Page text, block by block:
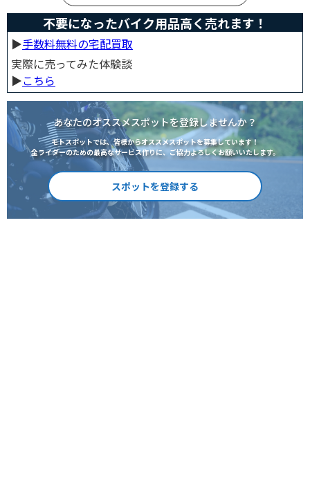
不要になったバイク用品高く売れます！
▶︎手数料無料の宅配買取
実際に売ってみた体験談
▶︎こちら
あなたのオススメスポットを登録しませんか？
モトスポットでは、皆様からオススメスポットを募集しています！
全ライダーのための最高なサービス作りに、ご協力よろしくお願いいたします。
スポットを登録する